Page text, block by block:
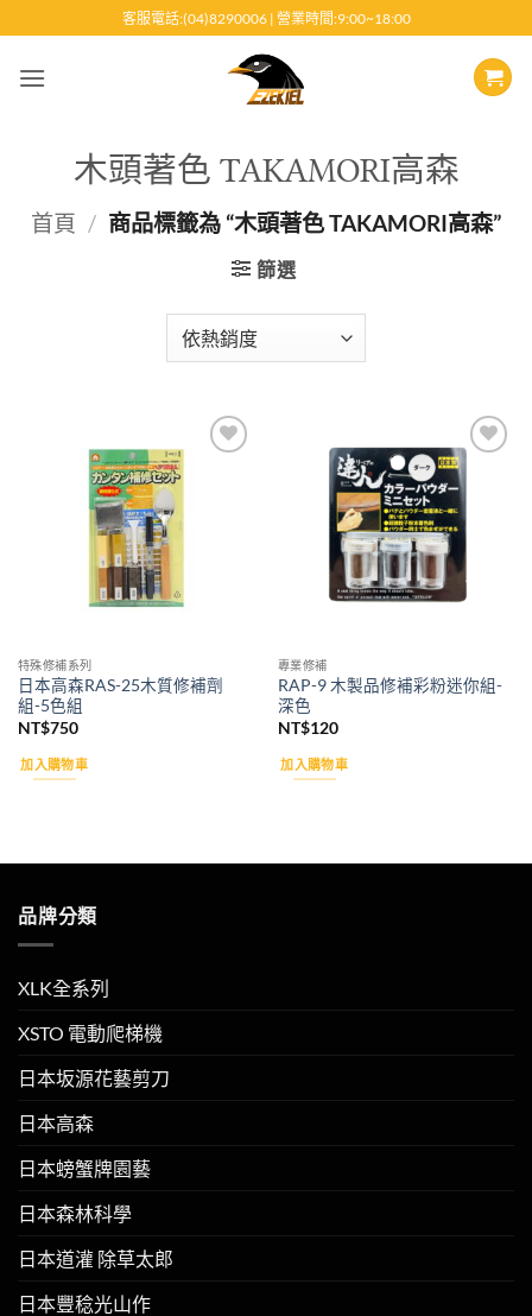
至
客服電話:(04)8290006 | 營業時間:9:00~18:00
木頭著色 TAKAMORI高森
首頁 / 商品標籤為 “木頭著色 TAKAMORI高森”
篩選
特殊修補系列
日本高森RAS-25木質修補劑
組-5色組
NT$750
加入購物車
Add to
wishlist
專業修補
RAP-9 木製品修補彩粉迷你組-
深色
NT$120
加入購物車
品牌分類
XLK全系列
XSTO 電動爬梯機
日本坂源花藝剪刀
日本高森
日本螃蟹牌園藝
日本森林科學
日本道灌 除草太郎
日本豐稔光山作